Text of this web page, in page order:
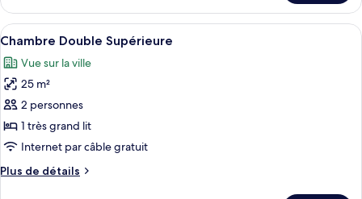
le
type
de
Zen
Garden
Afficher
toutes
les
photos
pour
ce
type
chambre :
Chambre Double Supérieure |
2
Chambre Double Supérieure
Vue sur la ville
25 m²
2 personnes
1 très grand lit
Internet par câble gratuit
Plus de détails
Plus